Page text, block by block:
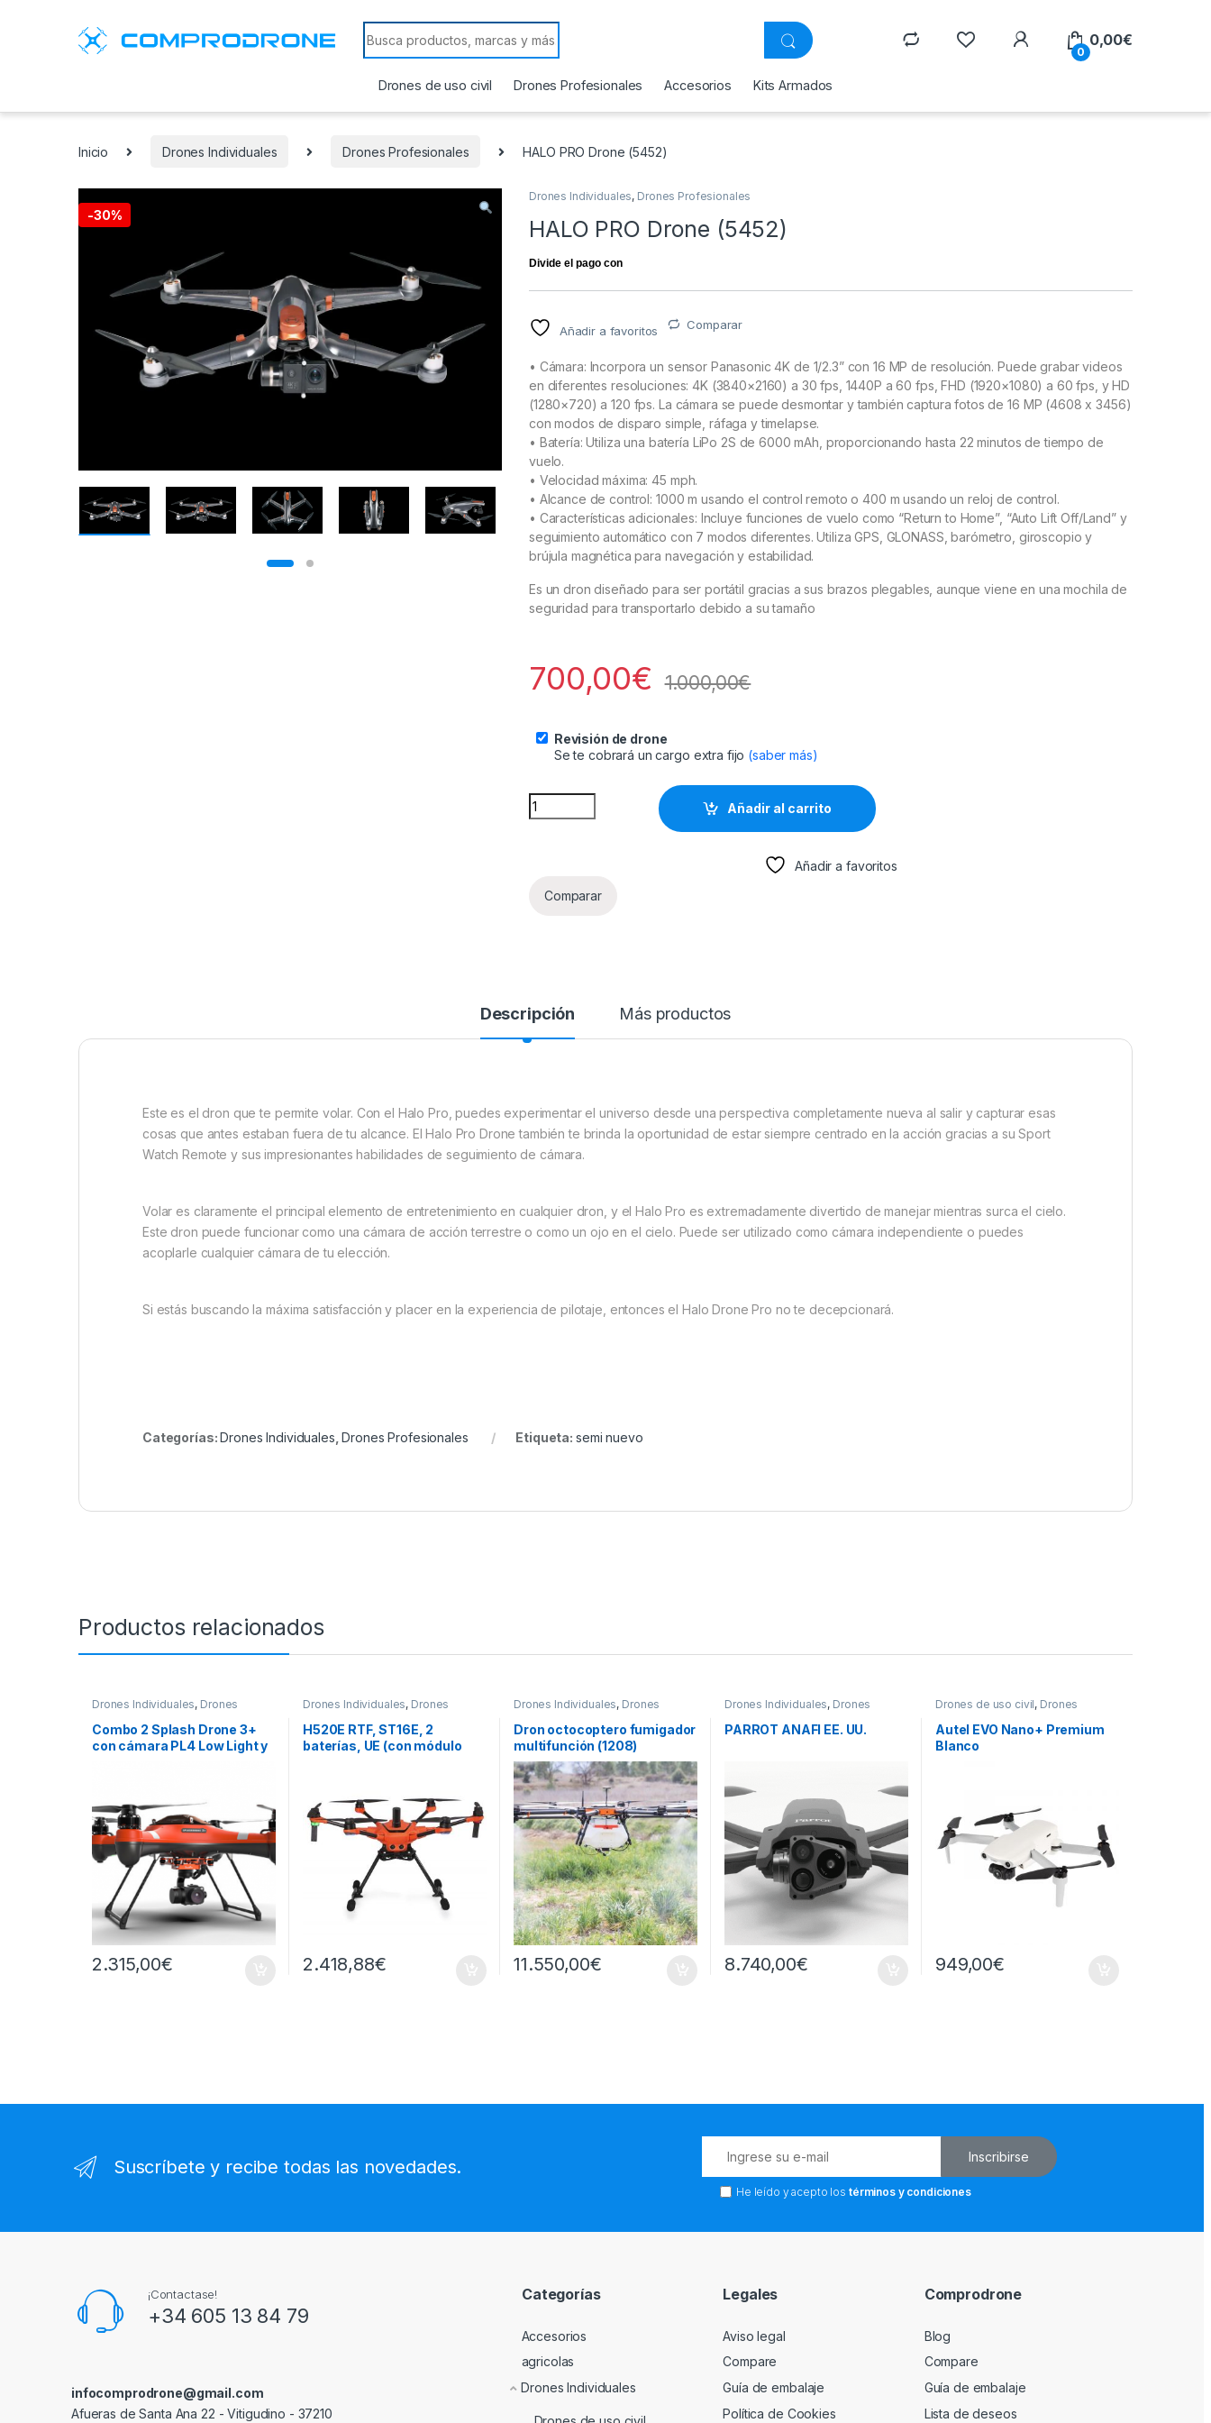
Search for:
0
0,00€
Drones de uso civil Drones Profesionales Accesorios Kits Armados
Inicio Drones Individuales Drones Profesionales HALO PRO Drone (5452)
-30%
Drones Individuales, Drones Profesionales
HALO PRO Drone (5452)
Añadir a favoritos Comparar
• Cámara: Incorpora un sensor Panasonic 4K de 1/2.3” con 16 MP de resolución. Puede grabar videos
en diferentes resoluciones: 4K (3840×2160) a 30 fps, 1440P a 60 fps, FHD (1920×1080) a 60 fps, y HD
(1280×720) a 120 fps. La cámara se puede desmontar y también captura fotos de 16 MP (4608 x 3456)
con modos de disparo simple, ráfaga y timelapse.
• Batería: Utiliza una batería LiPo 2S de 6000 mAh, proporcionando hasta 22 minutos de tiempo de
vuelo.
• Velocidad máxima: 45 mph.
• Alcance de control: 1000 m usando el control remoto o 400 m usando un reloj de control.
• Características adicionales: Incluye funciones de vuelo como “Return to Home”, “Auto Lift Off/Land” y
seguimiento automático con 7 modos diferentes. Utiliza GPS, GLONASS, barómetro, giroscopio y
brújula magnética para navegación y estabilidad.
Es un dron diseñado para ser portátil gracias a sus brazos plegables, aunque viene en una mochila de
seguridad para transportarlo debido a su tamaño
700,00€ 1.000,00€
Revisión de drone
Se te cobrará un cargo extra fijo (saber más)
HALO PRO Drone (5452) quantity
Añadir al carrito
Añadir a favoritos
Comparar
Descripción Más productos
Este es el dron que te permite volar. Con el Halo Pro, puedes experimentar el universo desde una perspectiva completamente nueva al salir y capturar esas
cosas que antes estaban fuera de tu alcance. El Halo Pro Drone también te brinda la oportunidad de estar siempre centrado en la acción gracias a su Sport
Watch Remote y sus impresionantes habilidades de seguimiento de cámara.
Volar es claramente el principal elemento de entretenimiento en cualquier dron, y el Halo Pro es extremadamente divertido de manejar mientras surca el cielo.
Este dron puede funcionar como una cámara de acción terrestre o como un ojo en el cielo. Puede ser utilizado como cámara independiente o puedes
acoplarle cualquier cámara de tu elección.
Si estás buscando la máxima satisfacción y placer en la experiencia de pilotaje, entonces el Halo Drone Pro no te decepcionará.
Categorías: Drones Individuales, Drones Profesionales Etiqueta: semi nuevo
Productos relacionados
Drones Individuales, Drones
Combo 2 Splash Drone 3+
con cámara PL4 Low Light y
2.315,00€
Drones Individuales, Drones
H520E RTF, ST16E, 2
baterías, UE (con módulo
2.418,88€
Drones Individuales, Drones
Dron octocoptero fumigador
multifunción (1208)
11.550,00€
Drones Individuales, Drones
PARROT ANAFI EE. UU.
8.740,00€
Drones de uso civil, Drones
Autel EVO Nano+ Premium
Blanco
949,00€
Suscríbete y recibe todas las novedades.
Inscribirse
He leído y acepto los términos y condiciones
¡Contactase!
+34 605 13 84 79
infocomprodrone@gmail.com
Afueras de Santa Ana 22 - Vitigudino - 37210
Categorías
Accesorios
agricolas
Drones Individuales
Legales
Aviso legal
Compare
Guía de embalaje
Política de Cookies
Comprodrone
Blog
Compare
Guía de embalaje
Lista de deseos